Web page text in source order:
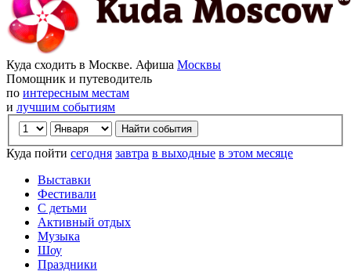
Куда сходить в Москве. Афиша Москвы
Помощник и путеводитель
по интересным местам
и лучшим событиям
Куда пойти сегодня завтра в выходные в этом месяце
Выставки
Фестивали
С детьми
Активный отдых
Музыка
Шоу
Праздники